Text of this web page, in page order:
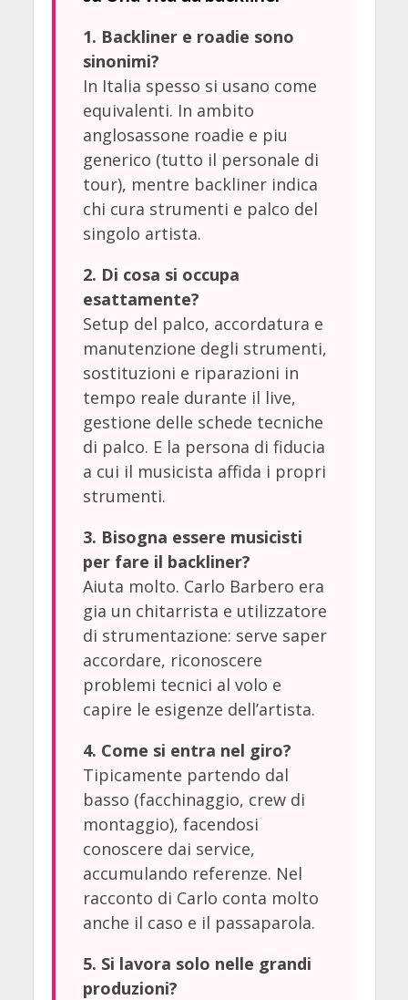
1. Backliner e roadie sono
sinonimi?
In Italia spesso si usano come
equivalenti. In ambito
anglosassone roadie e piu
generico (tutto il personale di
tour), mentre backliner indica
chi cura strumenti e palco del
singolo artista.
2. Di cosa si occupa
esattamente?
Setup del palco, accordatura e
manutenzione degli strumenti,
sostituzioni e riparazioni in
tempo reale durante il live,
gestione delle schede tecniche
di palco. E la persona di fiducia
a cui il musicista affida i propri
strumenti.
3. Bisogna essere musicisti
per fare il backliner?
Aiuta molto. Carlo Barbero era
gia un chitarrista e utilizzatore
di strumentazione: serve saper
accordare, riconoscere
problemi tecnici al volo e
capire le esigenze dell’artista.
4. Come si entra nel giro?
Tipicamente partendo dal
basso (facchinaggio, crew di
montaggio), facendosi
conoscere dai service,
accumulando referenze. Nel
racconto di Carlo conta molto
anche il caso e il passaparola.
5. Si lavora solo nelle grandi
produzioni?